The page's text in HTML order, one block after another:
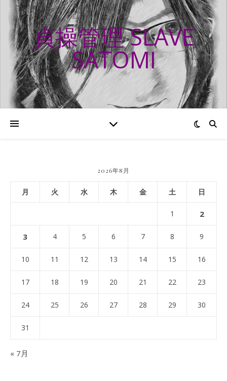
貞操管理 SLAVE
SATOMI
2026年8月
月 火 水 木 金 土 日
1 2
3 4 5 6 7 8 9
10 11 12 13 14 15 16
17 18 19 20 21 22 23
24 25 26 27 28 29 30
31
« 7月